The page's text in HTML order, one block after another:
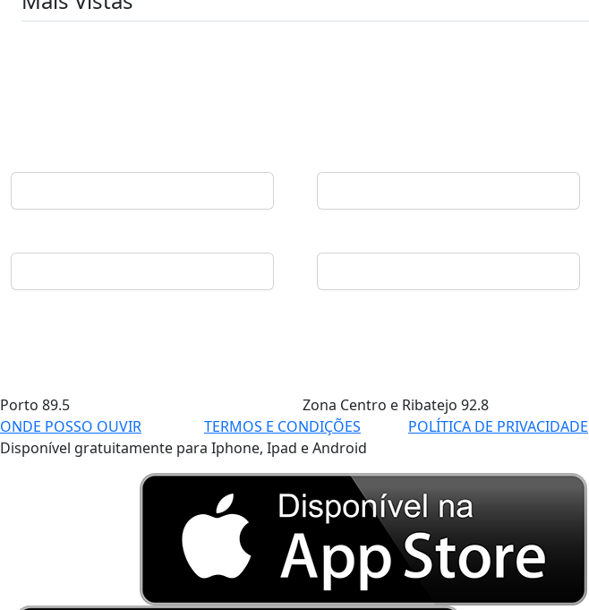
Porto 89.5 Zona Centro e Ribatejo 92.8
ONDE POSSO OUVIR
TERMOS E CONDIÇÕES POLÍTICA DE PRIVACIDADE
Disponível gratuitamente para Iphone, Ipad e Android